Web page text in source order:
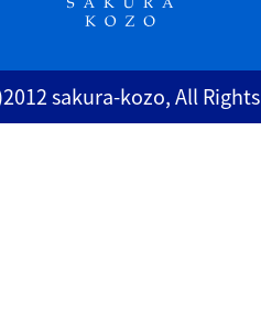
sakura-kozo, All